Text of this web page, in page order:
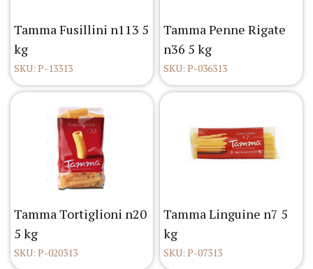
Tamma Fusillini n113 5
kg
SKU: P-13313
Tamma Penne Rigate
n36 5 kg
SKU: P-036313
Tamma Tortiglioni n20
5 kg
SKU: P-020313
Tamma Linguine n7 5
kg
SKU: P-07313